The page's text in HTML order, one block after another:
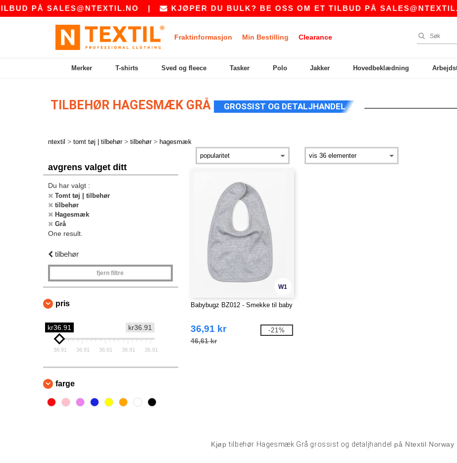
PÅSALES@NTEXTIL.NO| KJØPER DU BULK? BE OSS OM ET TILBUD PÅ
Fraktinformasjon Min Bestilling Clearance
Merker T-shirts Sved og fleece Tasker Polo Jakker Hovedbeklædning
TILBEHØR HAGESMÆK GRÅ GROSSIST OG DETALJHANDEL
ntextil > tomt tøj | tilbehør > tilbehør > hagesmæk
avgrens valget ditt
Du har valgt :
Tomt tøj | tilbehør
tilbehør
Hagesmæk
Grå
One result.
tilbehør
fjern filtre
pris
kr36.91
kr36.91
36.91 36.91 36.91 36.91 36.91
farge
W1
Babybugz BZ012 - Smekke til baby
36,91 kr
46,61 kr
-21%
Kjøptilbehør Hagesmæk Grå grossist og detaljhandel på Ntextil Norway